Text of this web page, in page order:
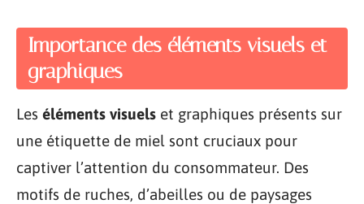
Importance des éléments visuels et
graphiques
Les éléments visuels et graphiques présents sur
une étiquette de miel sont cruciaux pour
captiver l’attention du consommateur. Des
motifs de ruches, d’abeilles ou de paysages